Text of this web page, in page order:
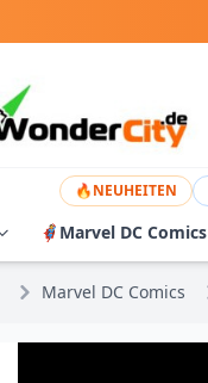
🔥NEUHEITEN
🦸 Marvel DC Comics
Marvel DC Comics